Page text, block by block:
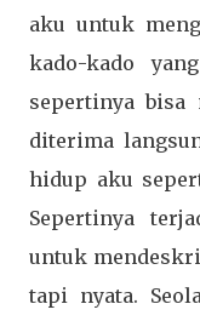
aku untuk
kado-kado
sepertinya bisa
diterima
hidup aku
Sepertinya
untuk
tapi nyata.